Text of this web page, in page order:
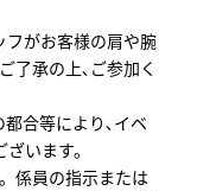
フがお客様の肩や腕
了承の上､ご参加く
都合等により､イベ
います。
係員の指示または